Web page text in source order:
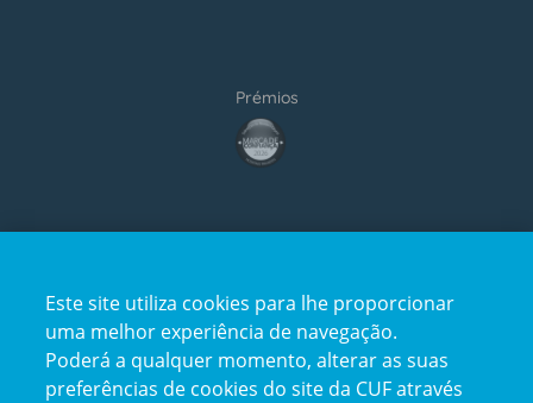
Prémios
award4
certification2certification3
Este site utiliza cookies para lhe proporcionar
uma melhor experiência de navegação.
Poderá a qualquer momento, alterar as suas
preferências de cookies do site da CUF através